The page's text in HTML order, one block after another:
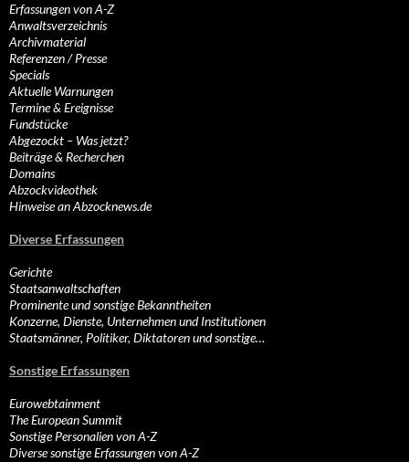
Erfassungen von A-Z
Anwaltsverzeichnis
Archivmaterial
Referenzen / Presse
Specials
Aktuelle Warnungen
Termine & Ereignisse
Fundstücke
Abgezockt – Was jetzt?
Beiträge & Recherchen
Domains
Abzockvideothek
Hinweise an Abzocknews.de
Diverse Erfassungen
Gerichte
Staatsanwaltschaften
Prominente und sonstige Bekanntheiten
Konzerne, Dienste, Unternehmen und Institutionen
Staatsmänner, Politiker, Diktatoren und sonstige…
Sonstige Erfassungen
Eurowebtainment
The European Summit
Sonstige Personalien von A-Z
Diverse sonstige Erfassungen von A-Z